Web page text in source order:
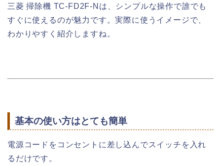
三菱 掃除機 TC-FD2F-Nは、シンプルな操作で誰でも
すぐに使えるのが魅力です。実際に使うイメージで、
わかりやすく紹介しますね。
基本の使い方はとても簡単
電源コードをコンセントに差し込んでスイッチを入れ
るだけです。